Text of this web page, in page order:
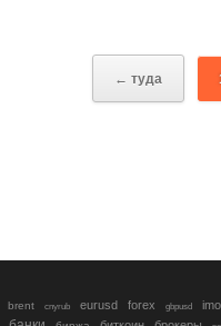
← туда
brent cnyrub eurusd forex gbpusd